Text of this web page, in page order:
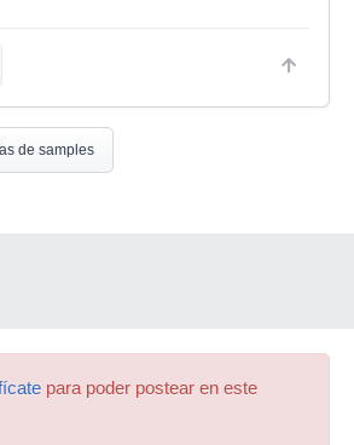
de samples
para poder postear en este